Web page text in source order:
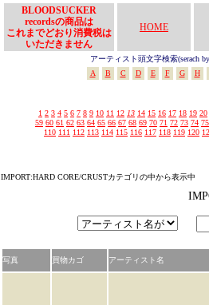
BLOODSUCKER
recordsの商品は
これまでどおり消費税は
いただきません
HOME
アーティスト頭文字検索(serach
A
B C D E F G H
1 2 3 4 5 6 7 8 9 10 11 12 13 14 15 16 17 18 19 20
59 60 61 62 63 64 65 66 67 68 69 70 71 72 73 74 75
110 111 112 113 114 115 116 117 118 119 120
IMPORT:HARD CORE/CRUSTカテゴリの中から表示中
写真 買物カゴ アーティスト名